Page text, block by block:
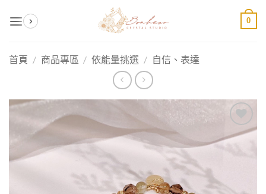
0
首頁 / 商品專區 / 依能量挑選 / 自信、表達
加入